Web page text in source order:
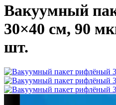
Вакуумный
30×40 см, 90
шт.